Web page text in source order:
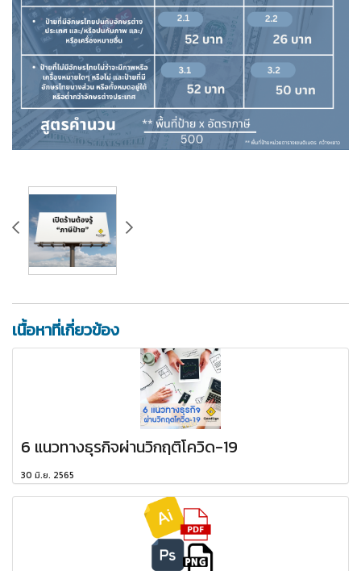
เนื้อหาที่เกี่ยวข้อง
6 แนวทางธุรกิจผ่านวิกฤติโควิด-19
30 มิ.ย. 2565